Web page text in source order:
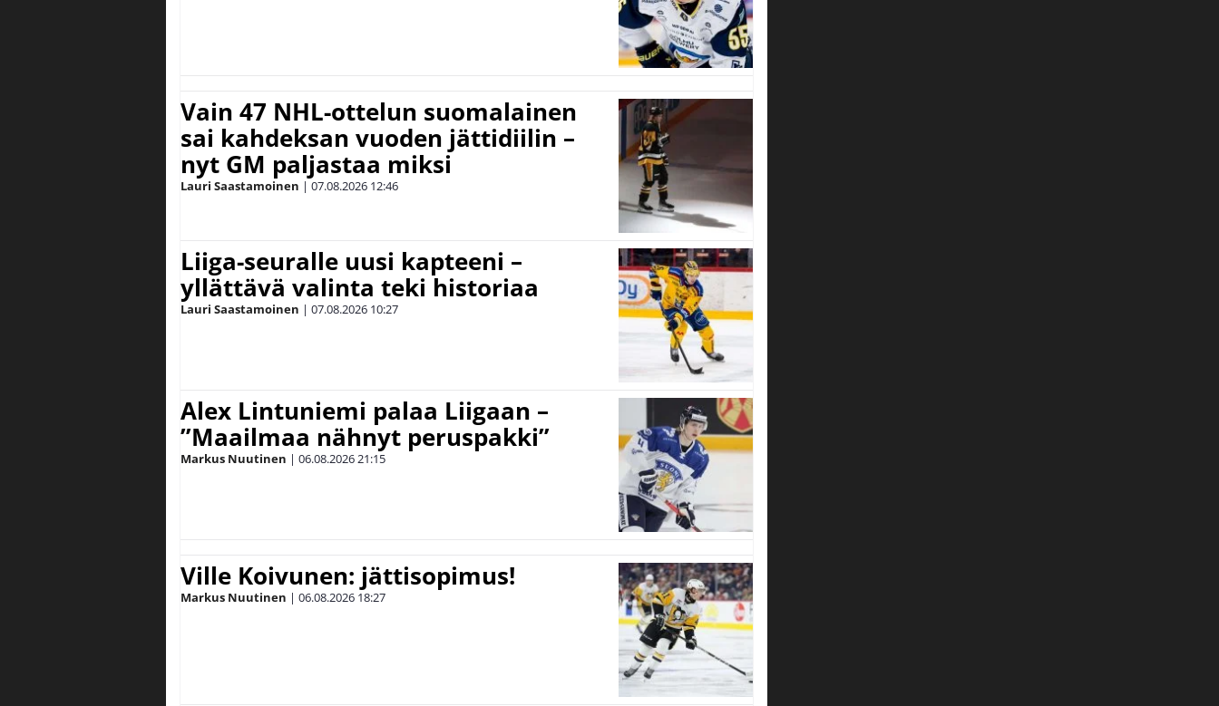
Vain 47 NHL-ottelun suomalainen
sai kahdeksan vuoden jättidiilin –
nyt GM paljastaa miksi
Lauri Saastamoinen | 07.08.2026 12:46
Liiga-seuralle uusi kapteeni –
yllättävä valinta teki historiaa
Lauri Saastamoinen | 07.08.2026 10:27
Alex Lintuniemi palaa Liigaan –
”Maailmaa nähnyt peruspakki”
Markus Nuutinen | 06.08.202621:15
Ville Koivunen: jättisopimus!
Markus Nuutinen | 06.08.2026 18:27